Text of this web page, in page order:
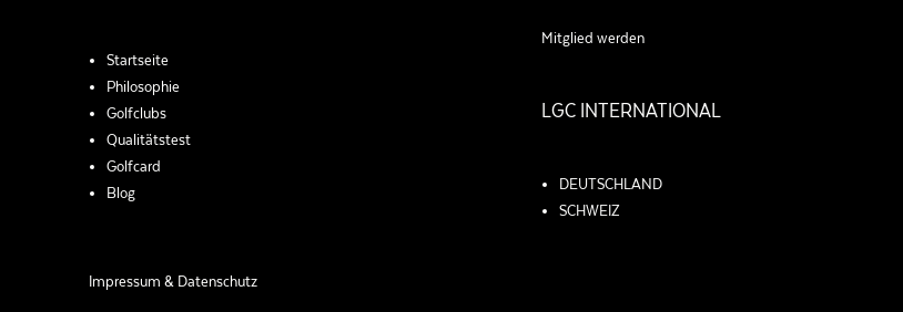
Startseite
Philosophie
Golfclubs
Qualitätstest
Golfcard
Blog
Mitglied werden
LGC INTERNATIONAL
DEUTSCHLAND
SCHWEIZ
Impressum & Datenschutz